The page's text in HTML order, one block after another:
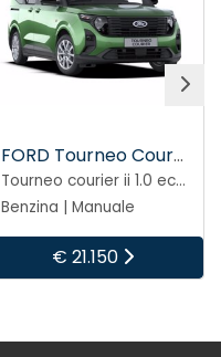
FORD Tourneo Courier
Tourneo courier ii 1.0 ecoboost 125cv titanium
Benzina | Manuale
€ 21.150